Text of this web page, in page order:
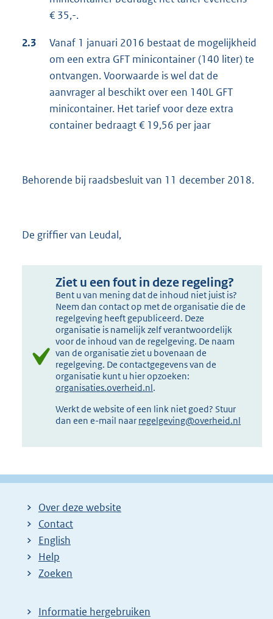
€ 35,-.
2.3
Vanaf 1 januari 2016 bestaat de mogelijkheid
om een extra GFT minicontainer (140 liter) te
ontvangen. Voorwaarde is wel dat de
aanvrager al beschikt over een 140L GFT
minicontainer. Het tarief voor deze extra
container bedraagt € 19,56 per jaar
Behorende bij raadsbesluit van 11 december 2018.
De griffier van Leudal,
Ziet u een fout in deze regeling?
Bent u van mening dat de inhoud niet juist is?
Neem dan contact op met de organisatie die de
regelgeving heeft gepubliceerd. Deze
organisatie is namelijk zelf verantwoordelijk
voor de inhoud van de regelgeving. De naam
van de organisatie ziet u bovenaan de
regelgeving. De contactgegevens van de
organisatie kunt u hier opzoeken:
organisaties.overheid.nl.
Werkt de website of een link niet goed? Stuur
dan een e-mail naar regelgeving@overheid.nl
Over deze website
Contact
English
Help
Zoeken
Informatie hergebruiken